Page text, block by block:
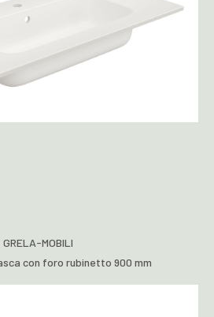
GRELA-MOBILI
con foro rubinetto 900 mm